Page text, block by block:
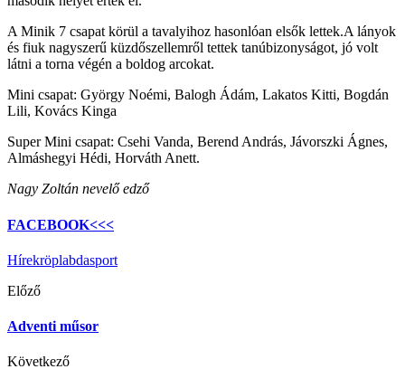
A Minik 7 csapat körül a tavalyihoz hasonlóan elsők lettek.A lányok
és fiuk nagyszerű küzdőszellemről tettek tanúbizonyságot, jó volt
látni a torna végén a boldog arcokat.
Mini csapat: György Noémi, Balogh Ádám, Lakatos Kitti, Bogdán
Lili, Kovács Kinga
Super Mini csapat: Csehi Vanda, Berend András, Jávorszki Ágnes,
Almáshegyi Hédi, Horváth Anett.
Nagy Zoltán nevelő edző
FACEBOOK<<<
Hírekröplabdasport
Előző
Adventi műsor
Következő